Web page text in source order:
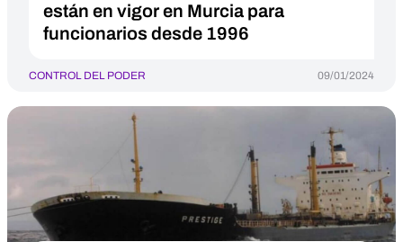
están en vigor en Murcia para
funcionarios desde 1996
CONTROL DEL PODER 09/01/2024